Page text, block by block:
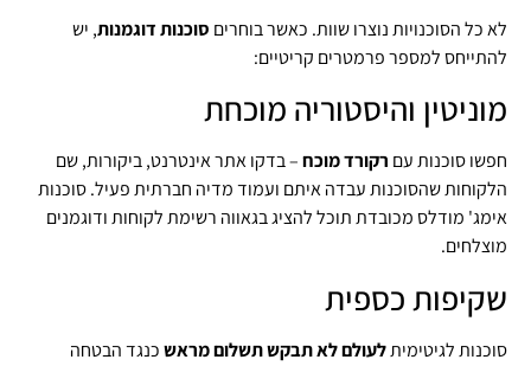
לא כל הסוכנויות נוצרו שוות. כאשר בוחרים סוכנות דוגמנות, יש
להתייחס למספר פרמטרים קריטיים:
מוניטין והיסטוריה מוכחת
חפשו סוכנות עם רקורד מוכח– בדקו אתר אינטרנט, ביקורות, שם
הלקוחות שהסוכנות עבדה איתם ועמוד מדיה חברתית פעיל. סוכנות
אימג' מודלס מכובדת תוכל להציג בגאווה רשימת לקוחות ודוגמנים
מוצלחים.
שקיפות כספית
סוכנות לגיטימיתלעולם לא תבקש תשלום מראשכנגד הבטחה